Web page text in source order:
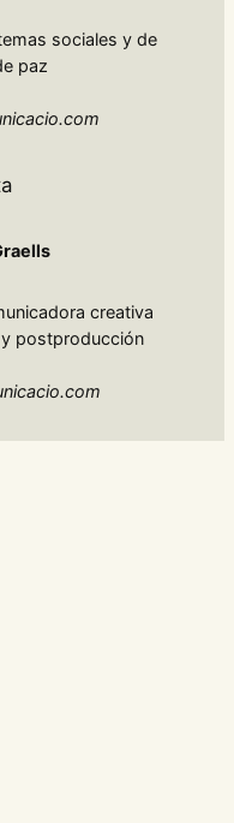
sociales y de
paz
creativa
postproducción